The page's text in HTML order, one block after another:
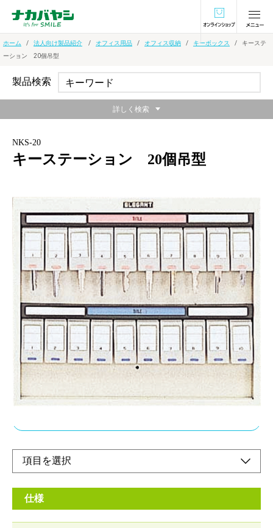
オンラインショ
ホーム 法人向け製品紹介 オフィス用品 オフィス収納 キーボックス
キーステ
ーション 20個吊型
NKS-20
キーステーション 20個吊型
ホルダーの色がカラー分類されているので、鍵の
保管・整理がスムーズです。
メーカー希望小売価格：
¥7,500+ 税
開閉がワンタッチ（シリンダーロック付）ワンタッチで開閉でき
る二段式ロックで手軽に開閉できます。
壁に取り付け可能
仕様
製品検索
詳しく検索